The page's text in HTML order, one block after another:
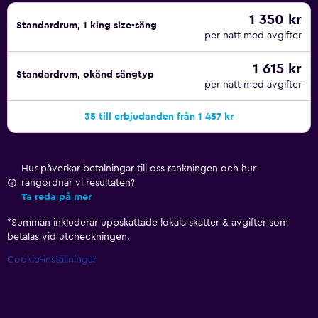
Standardrum, 1 king size-säng 1 350 kr
per natt med avgifter
Standardrum, okänd sängtyp 1 615 kr
per natt med avgifter
35 till erbjudanden från 1 457 kr
Hur påverkar betalningar till oss rankningen och hur
rangordnar vi resultaten?
Ta reda på mer
*Summan inkluderar uppskattade lokala skatter & avgifter som
betalas vid utcheckningen.
Cookie-inställningar